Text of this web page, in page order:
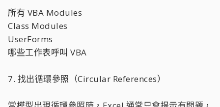
所有 VBA Modules
Class Modules
UserForms
哪些工作表呼叫 VBA
7. 找出循環參照（Circular References）